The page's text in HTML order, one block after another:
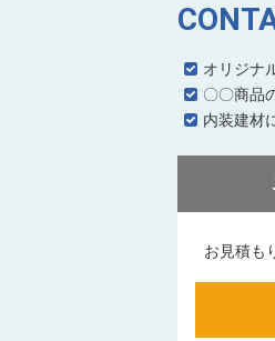
オリジナ
〇〇商品
内装建材
お見積も